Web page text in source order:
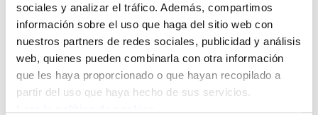
sociales y analizar el tráfico. Además, compartimos
información sobre el uso que haga del sitio web con
nuestros partners de redes sociales, publicidad y análisis
web, quienes pueden combinarla con otra información
que les haya proporcionado o que hayan recopilado a
partir del uso que haya hecho de sus servicios.
Arkema siempre se había negado a tratar
esta posibilidad. ELA y el Comité de
Zaramillo insisten al Departmento de
Industria que es posible un futuro
industrial en la planta.